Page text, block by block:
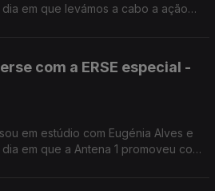
dia em que levámos a cabo a ação
com a ERSE especial -
em estúdio com Eugénia Alves e
em que a Antena 1 promoveu com